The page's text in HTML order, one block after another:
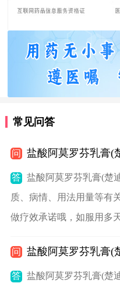
常见问答
问 盐酸阿莫罗芬乳膏(
答 盐酸阿莫罗芬乳膏(楚
质、病情、用法用量等有
做疗效承诺哦，如服用多
问 盐酸阿莫罗芬乳膏(
答 盐酸阿莫罗芬乳膏(楚